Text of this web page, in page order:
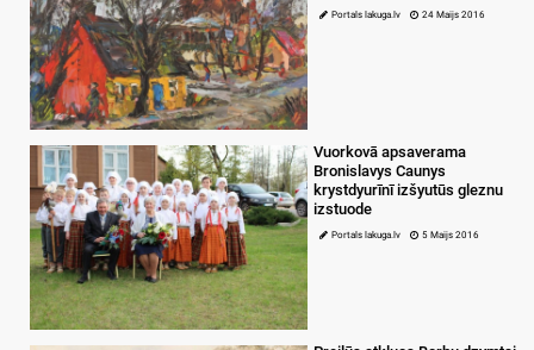
Portals lakuga.lv 24 Maijs 2016
Vuorkovā apsaverama
Bronislavys Caunys
krystdyurīnī izšyutūs gleznu
izstuode
Portals lakuga.lv 5 Maijs 2016